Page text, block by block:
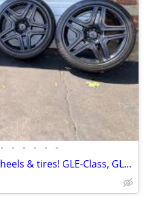
• • • • • •
21” OEM Mercedes AMG wheels & tires! GLE-Class, GLS-Class, ML-Class